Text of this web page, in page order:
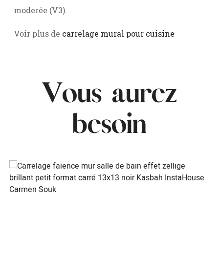
moderée (V3).
Voir plus de carrelage mural pour cuisine
Vous aurez
besoin